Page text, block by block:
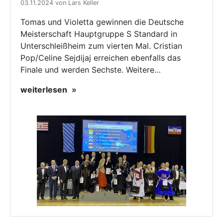
03.11.2024 von Lars Keller
Tomas und Violetta gewinnen die Deutsche
Meisterschaft Hauptgruppe S Standard in
Unterschleißheim zum vierten Mal. Cristian
Pop/Celine Sejdijaj erreichen ebenfalls das
Finale und werden Sechste. Weitere…
weiterlesen